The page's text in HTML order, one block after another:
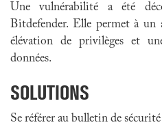
Une vulnérabilité a été
Bitdefender. Elle permet à un
élévation de privilèges et
données.
SOLUTIONS
Se référer au bulletin de